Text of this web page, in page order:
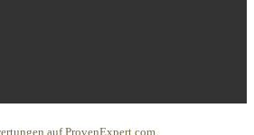
auf ProvenExpert.com